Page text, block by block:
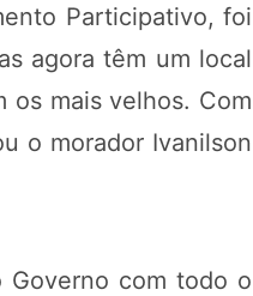
Participativo, foi
agora têm um local
os mais velhos. Com
o morador Ivanilson
Governo com todo o